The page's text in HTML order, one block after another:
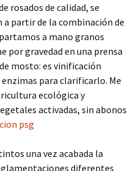
rosados de calidad, se
partir de la combinación de
a mano granos
por gravedad en una prensa
mosto: es vinificación
para clarificarlo. Me
ecológica y
activadas, sin abonos
psg
una vez acabada la
diferentes